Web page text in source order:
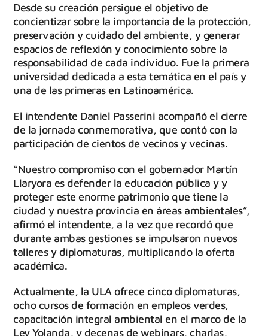
Desde su creación persigue el objetivo de
concientizar sobre la importancia de la protección,
preservación y cuidado del ambiente, y generar
espacios de reflexión y conocimiento sobre la
responsabilidad de cada individuo. Fue la primera
universidad dedicada a esta temática en el país y
una de las primeras en Latinoamérica.
El intendente Daniel Passerini acompañó el cierre
de la jornada conmemorativa, que contó con la
participación de cientos de vecinos y vecinas.
“Nuestro compromiso con el gobernador Martín
Llaryora es defender la educación pública y y
proteger este enorme patrimonio que tiene la
ciudad y nuestra provincia en áreas ambientales”,
afirmó el intendente, a la vez que recordó que
durante ambas gestiones se impulsaron nuevos
talleres y diplomaturas, multiplicando la oferta
académica.
Actualmente, la ULA ofrece cinco diplomaturas,
ocho cursos de formación en empleos verdes,
capacitación integral ambiental en el marco de la
Ley Yolanda, y decenas de webinars, charlas,